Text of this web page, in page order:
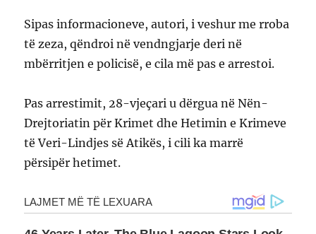
Sipas informacioneve, autori, i veshur me rroba
të zeza, qëndroi në vendngjarje deri në
mbërritjen e policisë, e cila më pas e arrestoi.
Pas arrestimit, 28-vjeçari u dërgua në Nën-
Drejtoriatin për Krimet dhe Hetimin e Krimeve
të Veri-Lindjes së Atikës, i cili ka marrë
përsipër hetimet.